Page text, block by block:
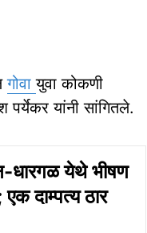
गोवायुवा कोकणी
यांनी सांगितले.
येथे भीषण
दाम्‍पत्‍य ठार